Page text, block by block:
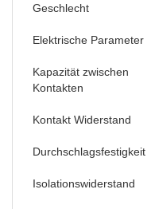
Geschlecht
Elektrische Parameter
Kapazität zwischen
Kontakten
Kontakt Widerstand
Durchschlagsfestigkeit
Isolationswiderstand